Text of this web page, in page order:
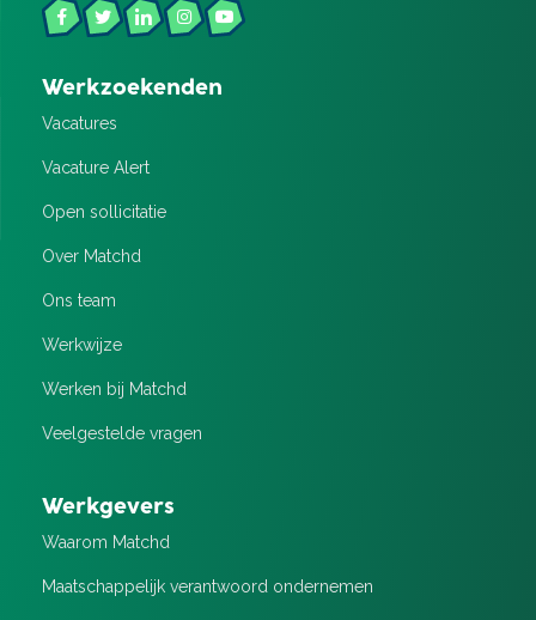
Werkzoekenden
Vacatures
Vacature Alert
Open sollicitatie
Over Matchd
Ons team
Werkwijze
Werken bij Matchd
Veelgestelde vragen
Werkgevers
Waarom Matchd
Maatschappelijk verantwoord ondernemen